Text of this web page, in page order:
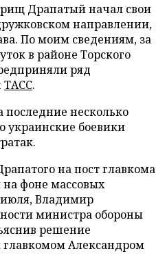
Драпатый начал свои
направлении,
По моим сведениям, за
в районе Торского
ряд
ТАСС.
несколько
украинские боевики
на пост главкома
на фоне массовых
июля, Владимир
министра обороны
решение
Александром